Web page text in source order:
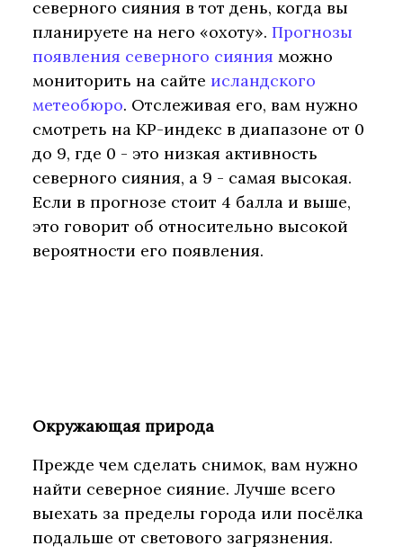
северного сияния в тот день, когда вы
планируете на него «охоту». Прогнозы
появления северного сияния можно
мониторить на сайте исландского
метеобюро. Отслеживая его, вам нужно
смотреть на KP-индекс в диапазоне от 0
до 9, где 0 - это низкая активность
северного сияния, а 9 - самая высокая.
Если в прогнозе стоит 4 балла и выше,
это говорит об относительно высокой
вероятности его появления.
Окружающая природа
Прежде чем сделать снимок, вам нужно
найти северное сияние. Лучше всего
выехать за пределы города или посёлка
подальше от светового загрязнения.